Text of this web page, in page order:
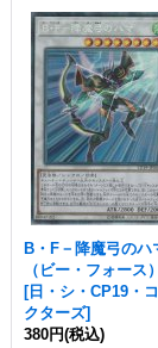
B・F－降魔弓のハ
（ビー・フォース）
[日・シ・CP19・
クターズ]
380円(税込)